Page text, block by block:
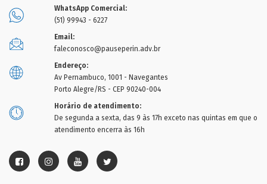
WhatsApp Comercial:
(51) 99943 - 6227
Email:
faleconosco@pauseperin.adv.br
Endereço:
Av Pernambuco, 1001 - Navegantes
Porto Alegre/RS - CEP 90240-004
Horário de atendimento:
De segunda a sexta, das 9 às 17h exceto nas quintas em que o
atendimento encerra às 16h